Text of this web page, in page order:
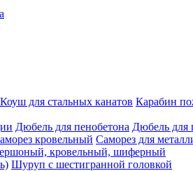
Коуш для стальных канатов Карабин
Дюбель для пенобетона Дюбель для
кровельный Саморез для
ершоный, кровельный, шиферный
Шуруп с шестигранной головкой